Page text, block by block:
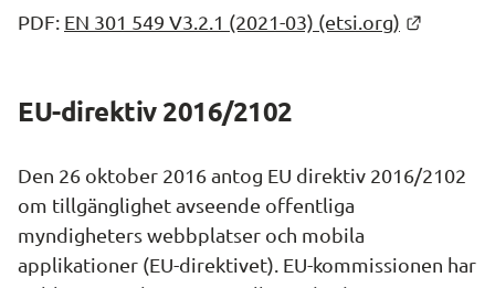
PDF: EN 301 549 V3.2.1 (2021-03) (etsi.org)
EU-direktiv 2016/2102
Den 26 oktober 2016 antog EU direktiv 2016/2102
om tillgänglighet avseende offentliga
myndigheters webbplatser och mobila
applikationer (EU-direktivet). EU-kommissionen har